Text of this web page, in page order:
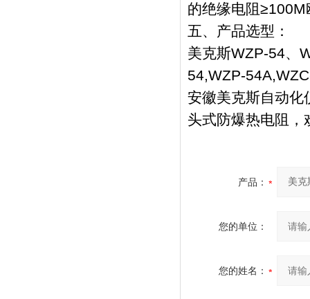
的绝缘电阻≥100M
五、产品选型：
美克斯WZP-54、
54,WZP-
安徽美克斯自动化
头式防爆热电阻，
产品：
您的单位：
您的姓名：